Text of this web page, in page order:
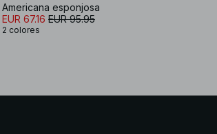
Americana esponjosa
EUR 67.16 EUR 95.95
2 colores